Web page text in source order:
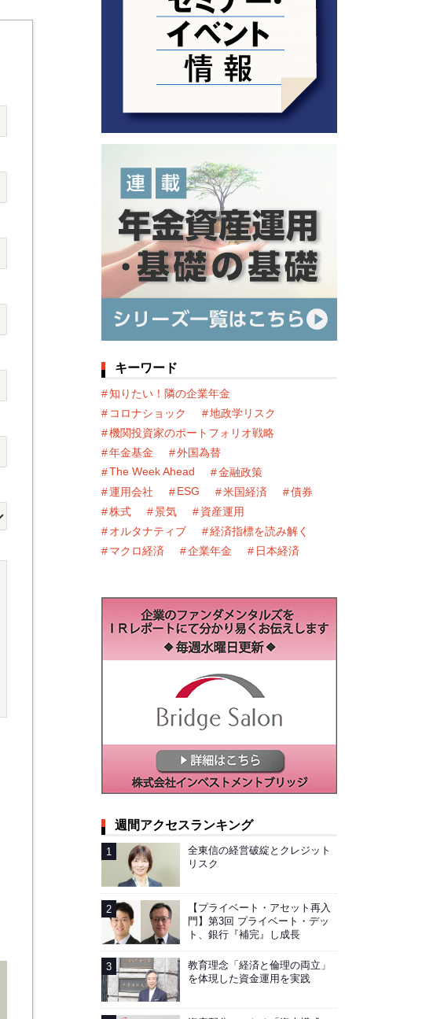
キーワード
知りたい！隣の企業年金
コロナショック
地政学リスク
機関投資家のポートフォリオ戦略
年金基金
外国為替
The Week Ahead
金融政策
運用会社
ESG 米国経済
債券
株式
景気
資産運用
オルタナティブ
経済指標を読み解く
マクロ経済
企業年金 日本経済
週間アクセスランキング
全東信の経営破綻とクレジット
リスク
【プライベート・アセット再入
門】第3回 プライベート・デッ
ト、銀行『補完』し成長
教育理念「経済と倫理の両立」
を体現した資金運用を実践